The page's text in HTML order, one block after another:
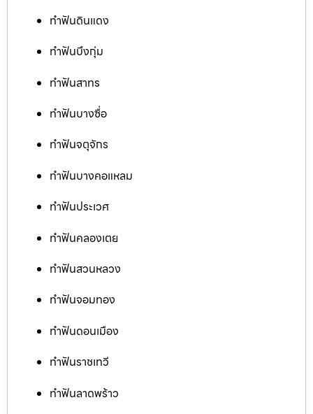
ทำฟันดินแดง
ทำฟันบึงกุ่ม
ทำฟันสาทร
ทำฟันบางซื่อ
ทำฟันจตุจักร
ทำฟันบางคอแหลม
ทำฟันประเวศ
ทำฟันคลองเตย
ทำฟันสวนหลวง
ทำฟันจอมทอง
ทำฟันดอนเมือง
ทำฟันราชเทวี
ทำฟันลาดพร้าว